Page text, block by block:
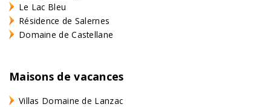
Le Lac Bleu
Résidence de Salernes
Domaine de Castellane
Maisons de vacances
Villas Domaine de Lanzac